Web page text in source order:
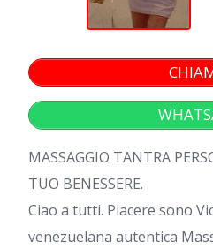
MASSAGGIO TANTRA
TUO BENESSERE.
Ciao a tutti. Piacere sono
venezuelana autentica